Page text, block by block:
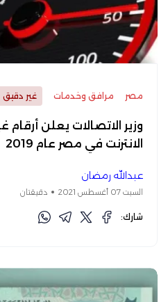
مصر مرافق وخدمات غير دقيق
وزير الاتصالات يعلن
الانترنت في مصر عام 2019
عبدالله رمضان
السبت 07 أغسطس 2021 دقيقتان
شارك: